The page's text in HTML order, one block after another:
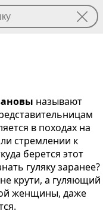
называют
в походах на
стремлении к
берется этот
гуляку заранее?
крути, а гуляющий
женщины, даже